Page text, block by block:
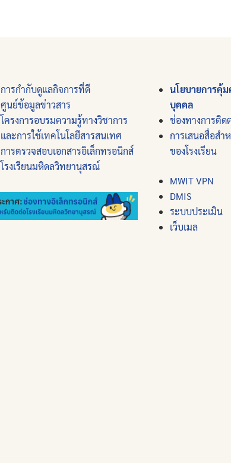
การกำกับดูแลกิจการที่ดี
ศูนย์ข้อมูลข่าวสาร
โครงการอบรมความรู้ทางวิชาการ
และการใช้เทคโนโลยีสารสนเทศ
การตรวจสอบเอกสารอิเล็กทรอนิกส์
โรงเรียนมหิดลวิทยานุสรณ์
นโยบายการคุ้
บุคคล
ช่องทางการติด
การเสนอสื่อส
ของโรงเรียน
MWIT VPN
DMIS
ระบบประเมิน
เว็บเมล